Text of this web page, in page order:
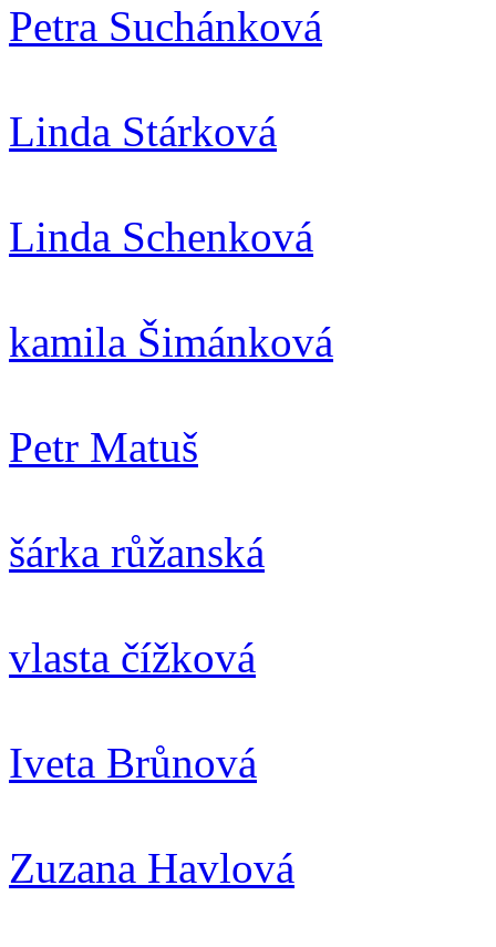
Petra Suchánková
Linda Stárková
Linda Schenková
kamila Šimánková
Petr Matuš
šárka růžanská
vlasta čížková
Iveta Brůnová
Zuzana Havlová